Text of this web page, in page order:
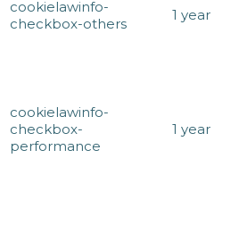
cookielawinfo-
checkbox-others
1 year
cookielawinfo-
checkbox-
performance
1 year